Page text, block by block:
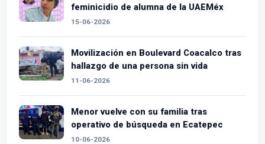
feminicidio de alumna de la UAEMéx
15-06-2026
Movilización en Boulevard Coacalco tras
hallazgo de una persona sin vida
11-06-2026
Menor vuelve con su familia tras
operativo de búsqueda en Ecatepec
10-06-2026